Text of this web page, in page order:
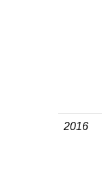
2016